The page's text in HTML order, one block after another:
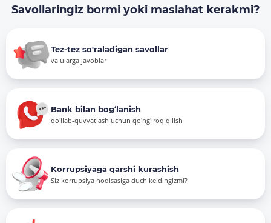
Savollaringiz bormi yoki maslahat kerakmi?
Tez-tez so'raladigan savollar
va ularga javoblar
Bank bilan bog‘lanish
qo'llab-quvvatlash uchun qo'ng'iroq qilish
Korrupsiyaga qarshi kurashish
Siz korrupsiya hodisasiga duch keldingizmi?